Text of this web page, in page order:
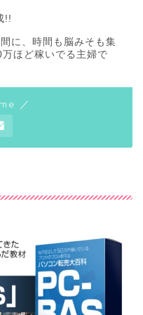
!!
に、時間も脳みそも集
ほど稼いでる主婦で
／